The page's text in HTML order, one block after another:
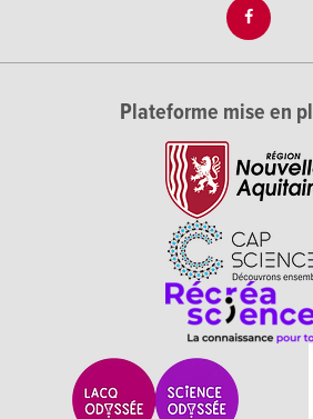
Plateforme mise en